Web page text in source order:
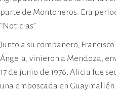
parte de Montoneros. Era
“Noticias”.
Junto a su compañero, Francisco
Ángela, vinieron a Mendoza,
17 de junio de 1976, Alicia fue
una emboscada en Guaymallén.